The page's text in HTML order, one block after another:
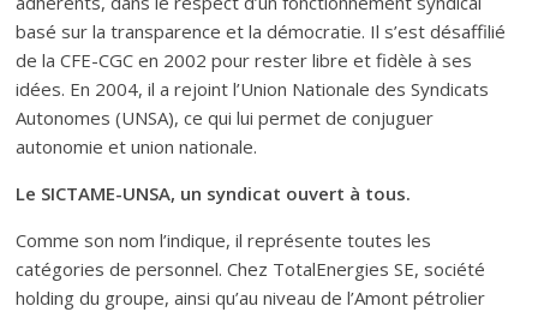
basé sur la transparence et la démocratie. Il s’est désaffilié
de la CFE-CGC en 2002 pour rester libre et fidèle à ses
idées. En 2004, il a rejoint l’Union Nationale des Syndicats
Autonomes (UNSA), ce qui lui permet de conjuguer
autonomie et union nationale.
Le SICTAME-UNSA, un syndicat ouvert à tous.
Comme son nom l’indique, il représente toutes les
catégories de personnel. Chez TotalEnergies SE, société
holding du groupe, ainsi qu’au niveau de l’Amont pétrolier